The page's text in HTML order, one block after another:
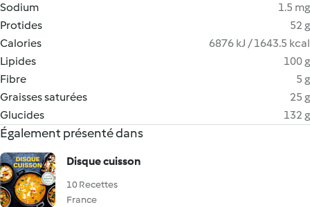
Sodium
1.5 mg
Protides
52 g
Calories
6876 kJ / 1643.5 kcal
Lipides
100 g
Fibre
5 g
Graisses saturées
25 g
Glucides
132 g
Également présenté dans
Disque cuisson
10 Recettes
France